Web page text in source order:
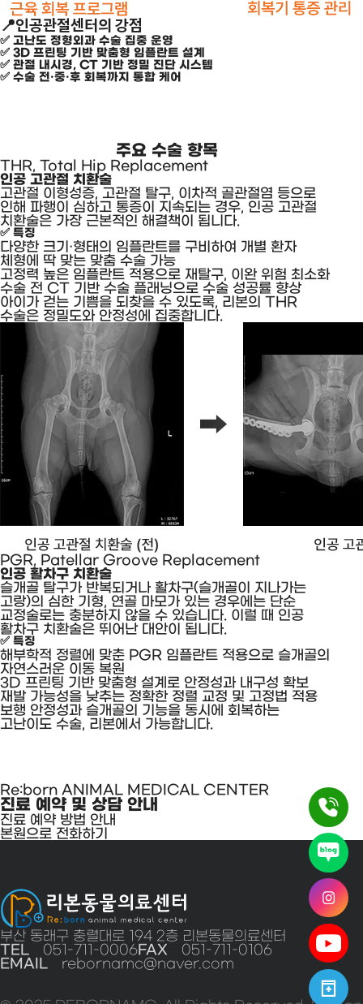
📍인공관절센터의 강점
✅ 고난도 정형외과 수술 집중 운영
✅ 3D 프린팅 기반 맞춤형 임플란트 설계
✅ 관절 내시경, CT 기반 정밀 진단 시스템
✅ 수술 전·중·후 회복까지 통합 케어
주요 수술 항목
THR, Total Hip Replacement
인공 고관절 치환술
고관절 이형성증, 고관절 탈구, 이차적 골관절염 등으로
인해 파행이 심하고 통증이 지속되는 경우, 인공 고관절
치환술은 가장 근본적인 해결책이 됩니다.
✅ 특징
다양한 크기·형태의 임플란트를 구비하여 개별 환자
체형에 딱 맞는 맞춤 수술 가능
고정력 높은 임플란트 적용으로 재탈구, 이완 위험 최소화
수술 전 CT 기반 수술 플래닝으로 수술 성공률 향상
아이가 걷는 기쁨을 되찾을 수 있도록, 리본의 THR
수술은 정밀도와 안정성에 집중합니다.
PGR, Patellar Groove Replacement
인공 활차구 치환술
슬개골 탈구가 반복되거나 활차구(슬개골이 지나가는
고랑)의 심한 기형, 연골 마모가 있는 경우에는 단순
교정술로는 충분하지 않을 수 있습니다. 이럴 때 인공
활차구 치환술은 뛰어난 대안이 됩니다.
✅ 특징
해부학적 정렬에 맞춘 PGR 임플란트 적용으로 슬개골의
자연스러운 이동 복원
3D 프린팅 기반 맞춤형 설계로 안정성과 내구성 확보
재발 가능성을 낮추는 정확한 정렬 교정 및 고정법 적용
보행 안정성과 슬개골의 기능을 동시에 회복하는
고난이도 수술, 리본에서 가능합니다.
Re:born ANIMAL MEDICAL CENTER
진료 예약 및 상담 안내
진료 예약 방법 안내
본원으로 전화하기
부산 동래구 충렬대로 194 2층 리본동물의료센터
TEL
051-711-0006 FAX
051-711-0106
EMAIL
rebornamc@naver.com